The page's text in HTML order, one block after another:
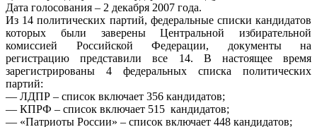
Дата голосования – 2 декабря 2007 года.
Из 14 политических партий, федеральные списки кандидатов
которых были заверены Центральной избирательной
комиссией Российской Федерации, документы на
регистрацию представили все 14. В настоящее время
зарегистрированы 4 федеральных списка политических
партий:
— ЛДПР – список включает 356 кандидатов;
— КПРФ – список включает 515 кандидатов;
— «Патриоты России» – список включает 448 кандидатов;